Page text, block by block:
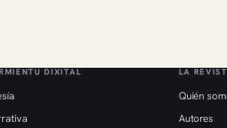
DIXITAL LA
Quién
Autores